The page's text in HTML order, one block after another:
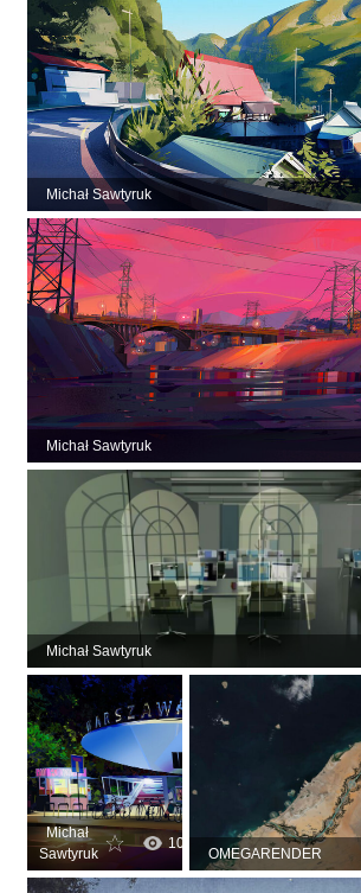
Michał Sawtyruk
Michał Sawtyruk
Michał Sawtyruk
Michał
Sawtyruk
10
OMEGARENDER